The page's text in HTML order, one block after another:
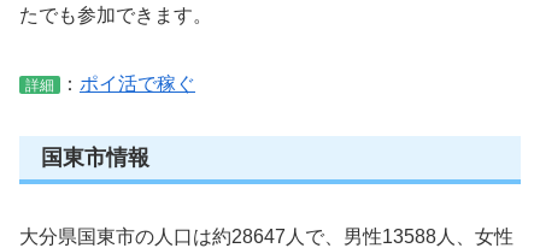
たでも参加できます。
詳細 ： ポイ活で稼ぐ
国東市情報
大分県国東市の人口は約28647人で、男性13588人、女性